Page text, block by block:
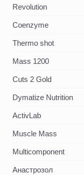
Revolution
Coenzyme
Thermo shot
Mass 1200
Cuts 2 Gold
Dymatize Nutrition
ActivLab
Muscle Mass
Multicomponent
Анастрозол